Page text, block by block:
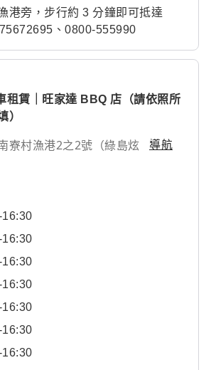
港旁，步行約 3 分鐘即可抵達
、0800-555990
租賃｜旺家達 BBQ 店（請依照所
）
寮村漁港2之2號（綠島炫
導航